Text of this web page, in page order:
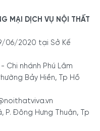
MẠI DỊCH VỤ NỘI THẤT
06/2020 tại Sở Kế
Chi nhánh Phú Lâm
Bảy Hiền, Tp Hồ
P. Đông Hưng Thuận, Tp